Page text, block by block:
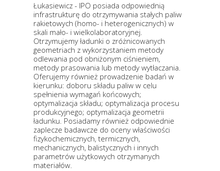
Łukasiewicz - IPO posiada odpowiednią
infrastrukturę do otrzymywania stałych paliw
rakietowych (homo- i heterogenicznych) w
skali mało- i wielkolaboratoryjnej.
Otrzymujemy ładunki o zróżnicowanych
geometriach z wykorzystaniem metody
odlewania pod obniżonym ciśnieniem,
metody prasowania lub metody wytłaczania.
Oferujemy również prowadzenie badań w
kierunku: doboru składu paliw w celu
spełnienia wymagań końcowych;
optymalizacja składu; optymalizacja procesu
produkcyjnego; optymalizacja geometrii
ładunku. Posiadamy również odpowiednie
zaplecze badawcze do oceny właściwości
fizykochemicznych, termicznych,
mechanicznych, balistycznych i innych
parametrów użytkowych otrzymanych
materiałów.